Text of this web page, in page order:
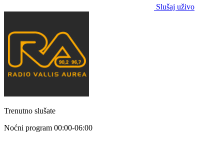
Slušaj uživo
Trenutno slušate
Noćni program 00:00-06:00